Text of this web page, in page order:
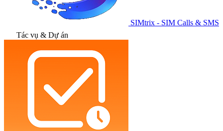
SIMtrix - SIM Calls & SMS
Tác vụ & Dự án